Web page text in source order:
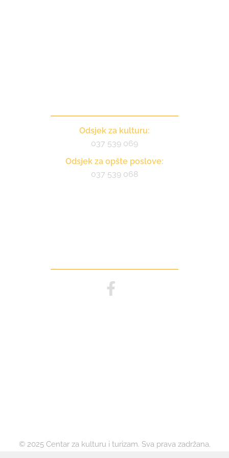
Odsjek za kulturu:
037 539 069
Odsjek za opšte poslove:
037 539 068
© 2025 Centar za kulturu i turizam. Sva prava zadržana.